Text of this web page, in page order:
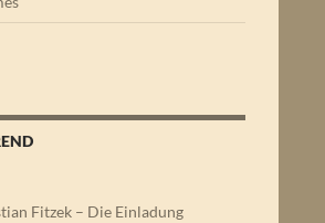
Fitzek – Die Einladung